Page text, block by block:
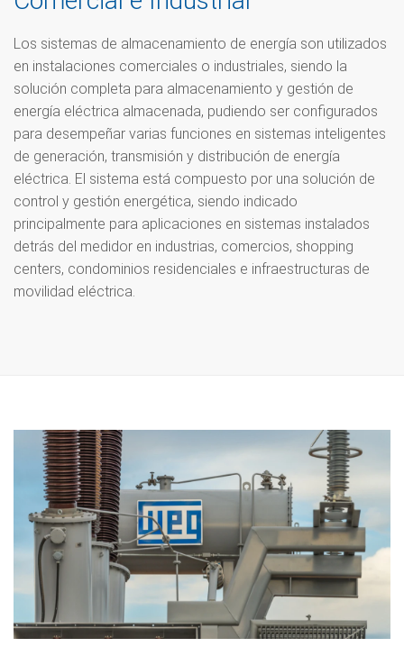
Los sistemas de almacenamiento de energía son utilizados
en instalaciones comerciales o industriales, siendo la
solución completa para almacenamiento y gestión de
energía eléctrica almacenada, pudiendo ser configurados
para desempeñar varias funciones en sistemas inteligentes
de generación, transmisión y distribución de energía
eléctrica. El sistema está compuesto por una solución de
control y gestión energética, siendo indicado
principalmente para aplicaciones en sistemas instalados
detrás del medidor en industrias, comercios, shopping
centers, condominios residenciales e infraestructuras de
movilidad eléctrica.